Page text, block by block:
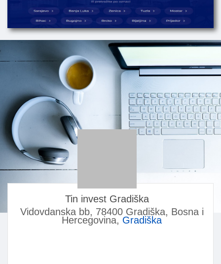
Tin invest Gradiška
Vidovdanska bb, 78400 Gradiška, Bosna i
Hercegovina, Gradiška